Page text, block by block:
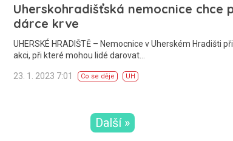
Uherskohradišťská nemocnice chce
dárce krve
UHERSKÉ HRADIŠTĚ – Nemocnice v Uherském Hradišti
akci, při které mohou lidé darovat…
23. 1. 2023 7:01 Co se děje UH
Další »